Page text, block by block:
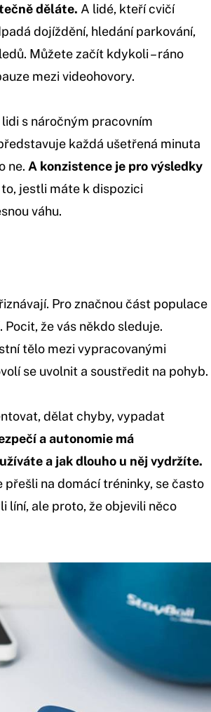
děláte. A lidé, kteří cvičí
dojíždění, hledání parkování,
Můžete začít kdykoli – ráno
mezi videohovory.
s náročným pracovním
každá ušetřená minuta
ne. A konzistence je pro výsledky
jestli máte k dispozici
váhu.
Pro značnou část populace
. Pocit, že vás někdo sleduje.
tělo mezi vypracovanými
se uvolnit a soustředit na pohyb.
dělat chyby, vypadat
a autonomie má
a jak dlouho u něj vydržíte.
přešli na domácí tréninky, se často
líní, ale proto, že objevili něco